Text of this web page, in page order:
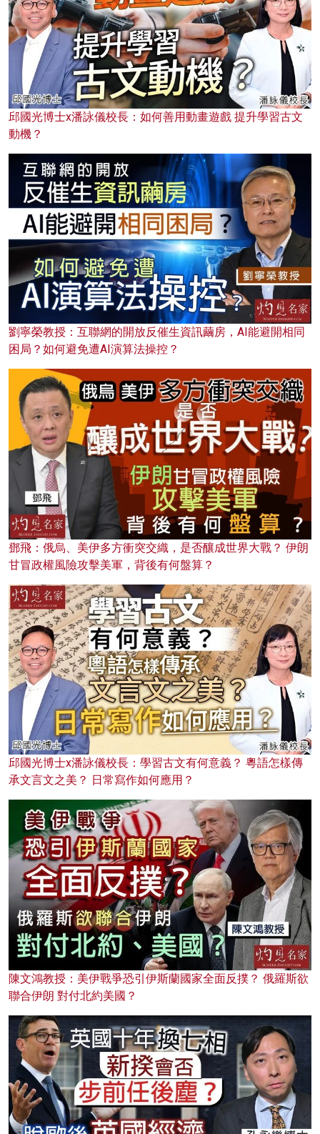
邱國光博士x潘詠儀校長：如何善用動畫遊戲 提升學習古文
動機？
劉寧榮教授：互聯網的開放反催生資訊繭房，AI能避開相同
困局？如何避免遭AI演算法操控？
鄧飛：俄烏、美伊多方衝突交織，是否釀成世界大戰？ 伊朗
甘冒政權風險攻擊美軍，背後有何盤算？
邱國光博士x潘詠儀校長：學習古文有何意義？ 粵語怎樣傳
承文言文之美？ 日常寫作如何應用？
陳文鴻教授：美伊戰爭恐引伊斯蘭國家全面反撲？ 俄羅斯欲
聯合伊朗 對付北約美國？